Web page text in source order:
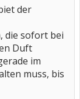
der
die sofort bei
Duft
im
muss, bis